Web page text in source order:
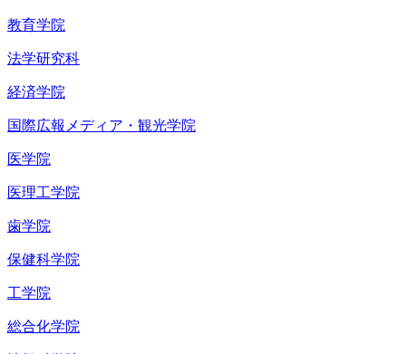
教育学院
法学研究科
経済学院
国際広報メディア・観光学院
医学院
医理工学院
歯学院
保健科学院
工学院
総合化学院